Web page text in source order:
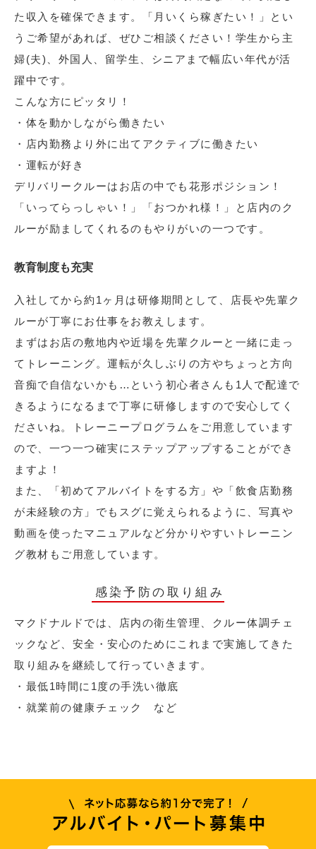
た収入を確保できます。「月いくら稼ぎたい！」とい
うご希望があれば、ぜひご相談ください！学生から主
婦(夫)、外国人、留学生、シニアまで幅広い年代が活
躍中です。
こんな方にピッタリ！
・体を動かしながら働きたい
・店内勤務より外に出てアクティブに働きたい
・運転が好き
デリバリークルーはお店の中でも花形ポジション！
「いってらっしゃい！」「おつかれ様！」と店内のク
ルーが励ましてくれるのもやりがいの一つです。
教育制度も充実
入社してから約1ヶ月は研修期間として、店長や先輩ク
ルーが丁寧にお仕事をお教えします。
まずはお店の敷地内や近場を先輩クルーと一緒に走っ
てトレーニング。運転が久しぶりの方やちょっと方向
音痴で自信ないかも…という初心者さんも1人で配達で
きるようになるまで丁寧に研修しますので安心してく
ださいね。トレーニープログラムをご用意しています
ので、一つ一つ確実にステップアップすることができ
ますよ！
また、「初めてアルバイトをする方」や「飲食店勤務
が未経験の方」でもスグに覚えられるように、写真や
動画を使ったマニュアルなど分かりやすいトレーニン
グ教材もご用意しています。
感染予防の取り組み
マクドナルドでは、店内の衛生管理、クルー体調チェ
ックなど、安全・安心のためにこれまで実施してきた
取り組みを継続して行っていきます。
・最低1時間に1度の手洗い徹底
・就業前の健康チェック など